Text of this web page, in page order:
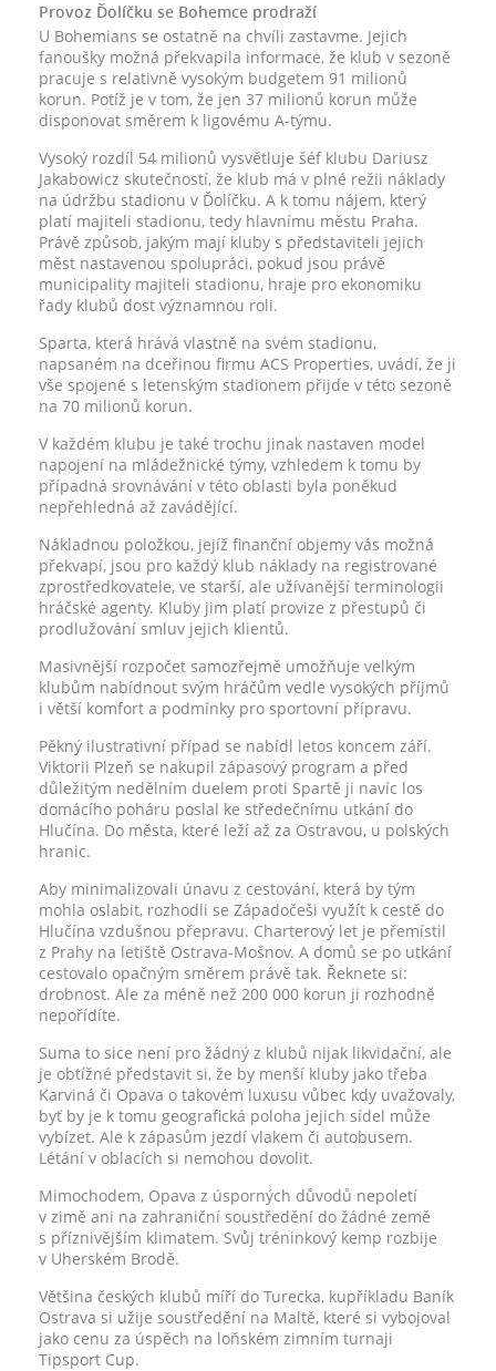
Provoz Ďolíčku se Bohemce prodraží
U Bohemians se ostatně na chvíli zastavme. Jejich
fanoušky možná překvapila informace, že klub v sezoně
pracuje s relativně vysokým budgetem 91 milionů
korun. Potíž je v tom, že jen 37 milionů korun může
disponovat směrem k ligovému A-týmu.
Vysoký rozdíl 54 milionů vysvětluje šéf klubu Dariusz
Jakabowicz skutečností, že klub má v plné režii náklady
na údržbu stadionu v Ďolíčku. A k tomu nájem, který
platí majiteli stadionu, tedy hlavnímu městu Praha.
Právě způsob, jakým mají kluby s představiteli jejich
měst nastavenou spolupráci, pokud jsou právě
municipality majiteli stadionu, hraje pro ekonomiku
řady klubů dost významnou roli.
Sparta, která hrává vlastně na svém stadionu,
napsaném na dceřinou firmu ACS Properties, uvádí, že ji
vše spojené s letenským stadionem přijde v této sezoně
na 70 milionů korun.
V každém klubu je také trochu jinak nastaven model
napojení na mládežnické týmy, vzhledem k tomu by
případná srovnávání v této oblasti byla poněkud
nepřehledná až zavádějící.
Nákladnou položkou, jejíž finanční objemy vás možná
překvapí, jsou pro každý klub náklady na registrované
zprostředkovatele, ve starší, ale užívanější terminologii
hráčské agenty. Kluby jim platí provize z přestupů či
prodlužování smluv jejich klientů.
Masivnější rozpočet samozřejmě umožňuje velkým
klubům nabídnout svým hráčům vedle vysokých příjmů
i větší komfort a podmínky pro sportovní přípravu.
Pěkný ilustrativní případ se nabídl letos koncem září.
Viktorii Plzeň se nakupil zápasový program a před
důležitým nedělním duelem proti Spartě ji navíc los
domácího poháru poslal ke středečnímu utkání do
Hlučína. Do města, které leží až za Ostravou, u polských
hranic.
Aby minimalizovali únavu z cestování, která by tým
mohla oslabit, rozhodli se Západočeši využít k cestě do
Hlučína vzdušnou přepravu. Charterový let je přemístil
z Prahy na letiště Ostrava-Mošnov. A domů se po utkání
cestovalo opačným směrem právě tak. Řeknete si:
drobnost. Ale za méně než 200 000 korun ji rozhodně
nepořídíte.
Suma to sice není pro žádný z klubů nijak likvidační, ale
je obtížné představit si, že by menší kluby jako třeba
Karviná či Opava o takovém luxusu vůbec kdy uvažovaly,
byť by je k tomu geografická poloha jejich sídel může
vybízet. Ale k zápasům jezdí vlakem či autobusem.
Létání v oblacích si nemohou dovolit.
Mimochodem, Opava z úsporných důvodů nepoletí
v zimě ani na zahraniční soustředění do žádné země
s příznivějším klimatem. Svůj tréninkový kemp rozbije
v Uherském Brodě.
Většina českých klubů míří do Turecka, kupříkladu Baník
Ostrava si užije soustředění na Maltě, které si vybojoval
jako cenu za úspěch na loňském zimním turnaji
Tipsport Cup.